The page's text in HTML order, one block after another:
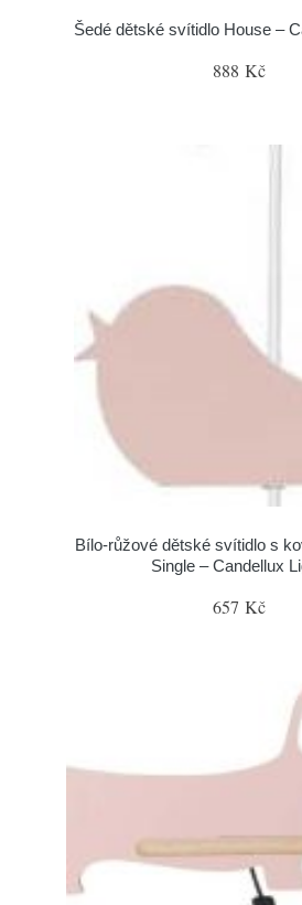
Šedé dětské svítidlo House –
888 Kč
Bílo-růžové dětské svítidlo s
Single – Candellux
657 Kč